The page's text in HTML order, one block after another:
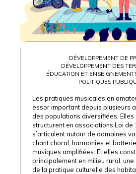
DÉVELOPPEMENT DE
DÉVELOPPEMENT DES
ÉDUCATION ET
POLITIQUES
Les pratiques musicales en
essor important depuis plusieurs
des populations diversifiées. Elles
structurent en associations Loi de
s’articulent autour de domaines
chant choral, harmonies et
musiques amplifiées. Et elles
principalement en milieu rural,
de la pratique culturelle des